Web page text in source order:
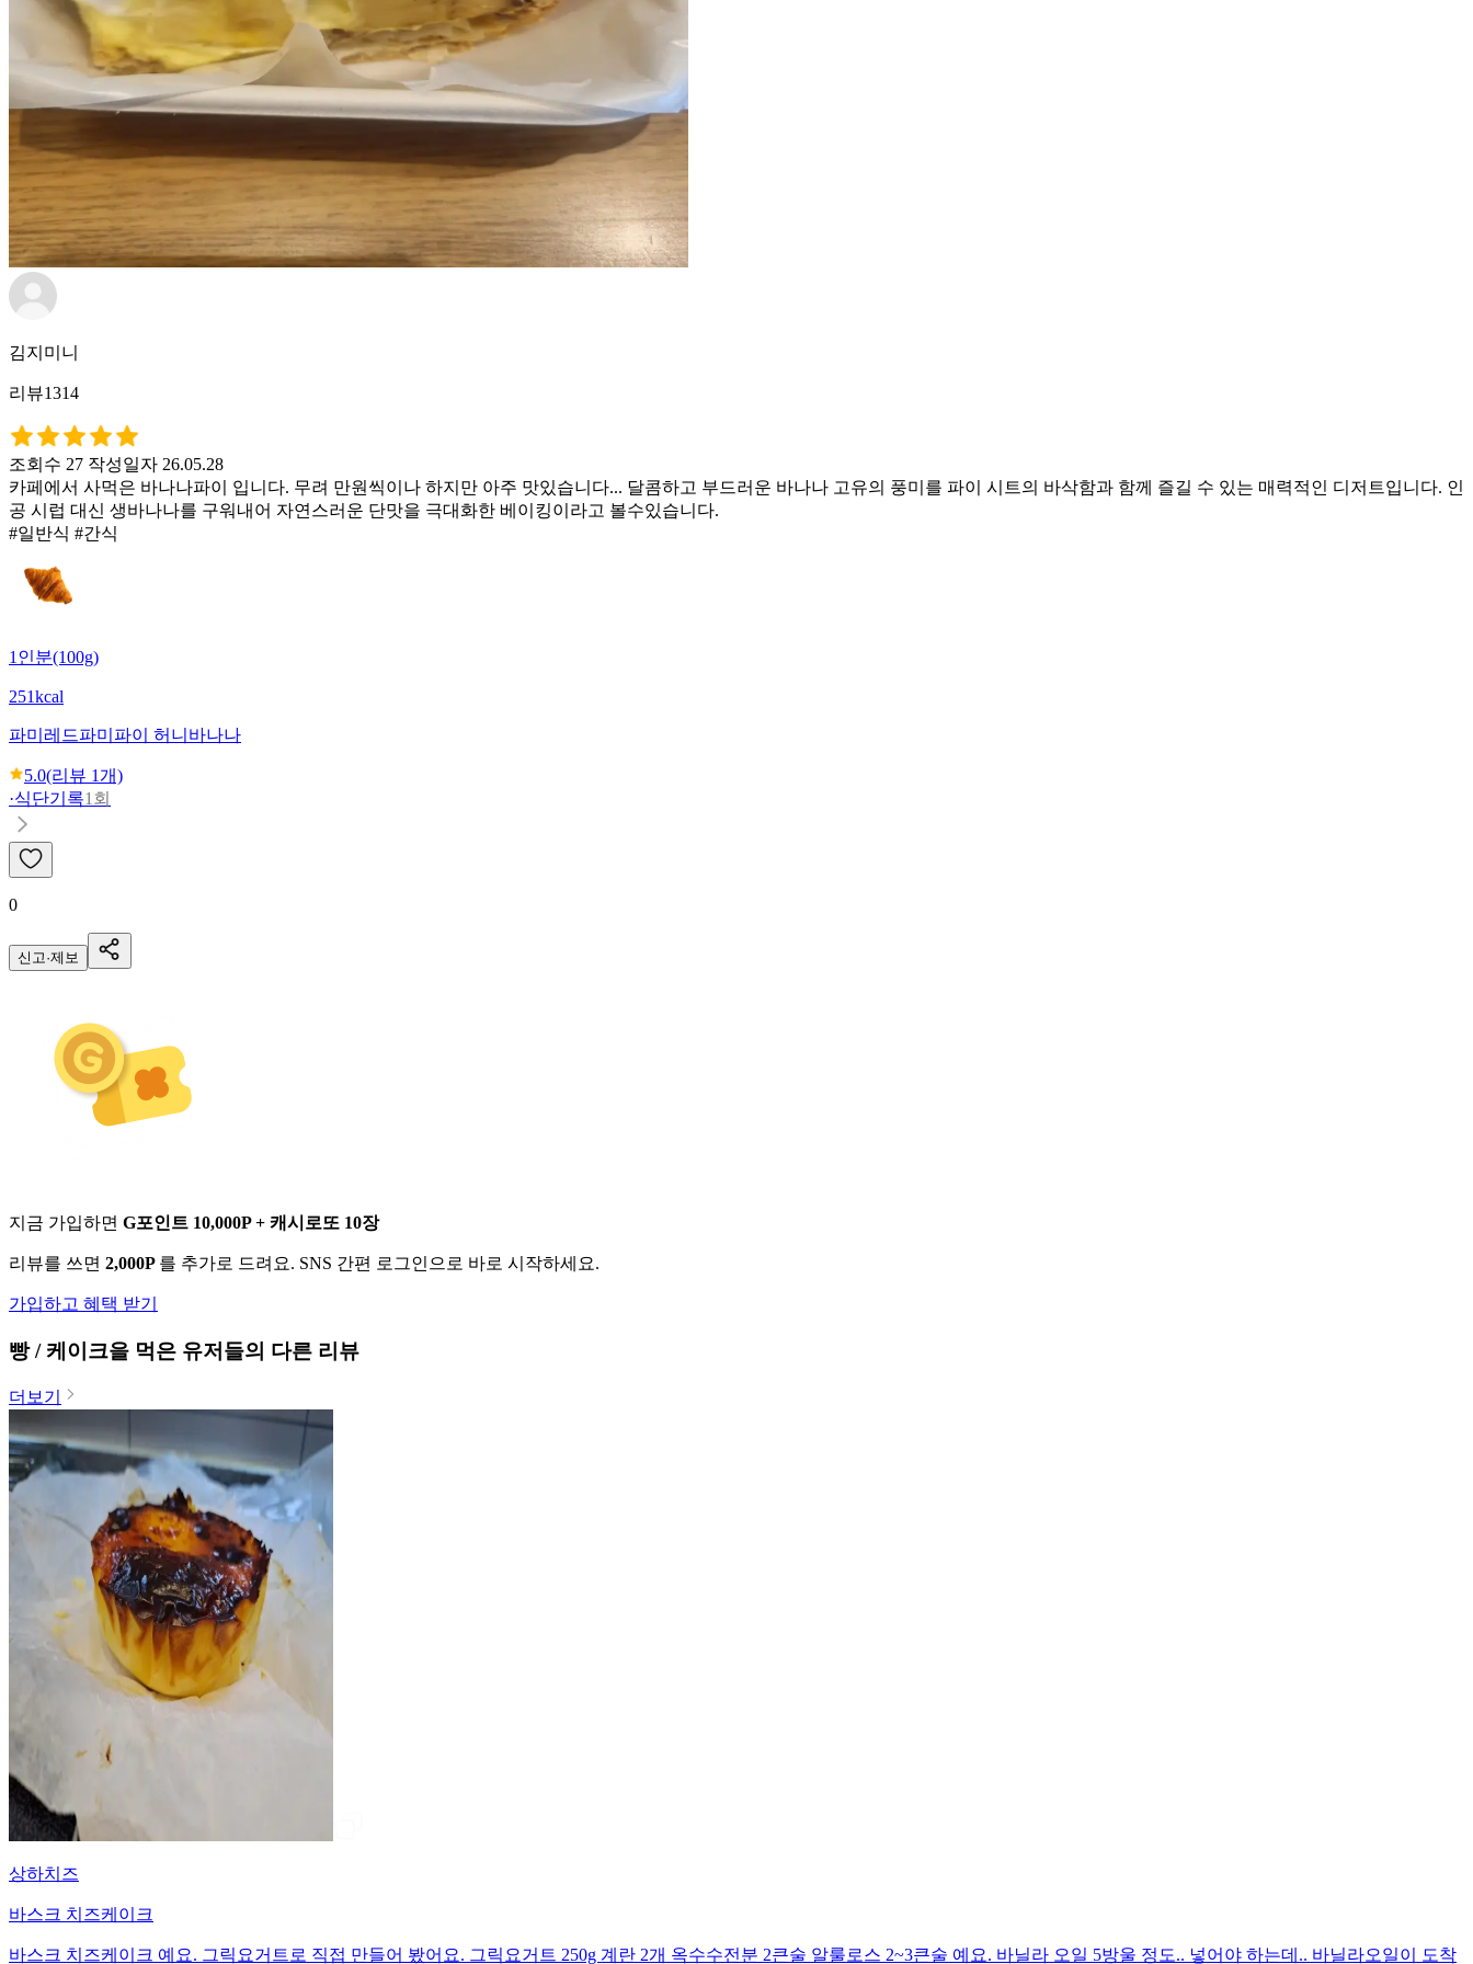
김지미니
리뷰1314
조회수 27 작성일자 26.05.28
카페에서 사먹은 바나나파이 입니다. 무려 만원씩이나 하지만 아주 맛있습니다... 달콤하고 부드러운 바나나 고유의 풍미를 파이 시트의 바삭함과 함께 즐길 수 있는 매력적인 디저트입니다. 인
공 시럽 대신 생바나나를 구워내어 자연스러운 단맛을 극대화한 베이킹이라고 볼수있습니다.
#일반식 #간식
1인분(100g)
251kcal
파미레드파미파이 허니바나나
5.0(리뷰 1개)
·식단기록1회
0
신고·제보
지금 가입하면 G포인트 10,000P + 캐시로또 10장
리뷰를 쓰면 2,000P 를 추가로 드려요. SNS 간편 로그인으로 바로 시작하세요.
가입하고 혜택 받기
빵 / 케이크을 먹은 유저들의 다른 리뷰
더보기
상하치즈
바스크 치즈케이크
바스크 치즈케이크 예요. 그릭요거트로 직접 만들어 봤어요. 그릭요거트 250g 계란 2개 옥수수전분 2큰술 알룰로스 2~3큰술 예요. 바닐라 오일 5방울 정도.. 넣어야 하는데.. 바닐라오일이 도착